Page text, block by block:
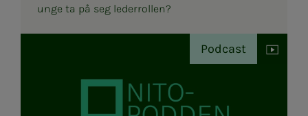
unge ta på seg lederrollen?
Podcast